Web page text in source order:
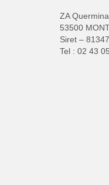
ZA
53500
Siret –
Tel : 02 43